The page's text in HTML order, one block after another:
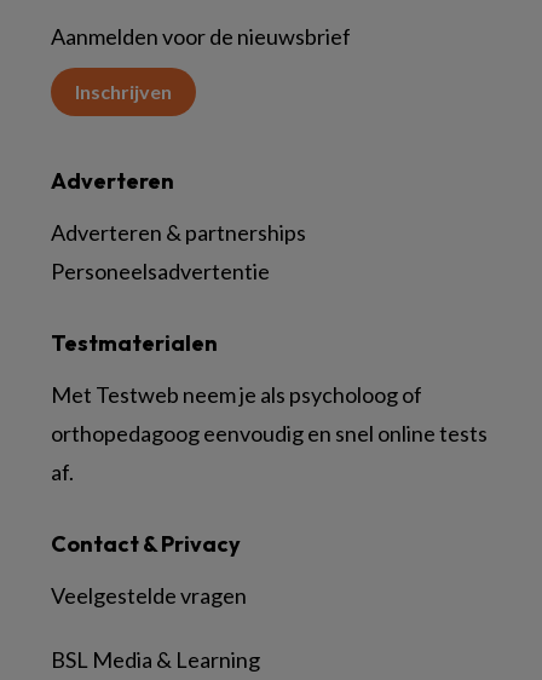
Aanmelden voor de nieuwsbrief
Inschrijven
Contact & Privacy
Veelgestelde vragen
BSL Media & Learning
Testmaterialen
Met Testweb neem je als psycholoog of
orthopedagoog eenvoudig en snel online tests
af.
Adverteren
Adverteren & partnerships
Personeelsadvertentie